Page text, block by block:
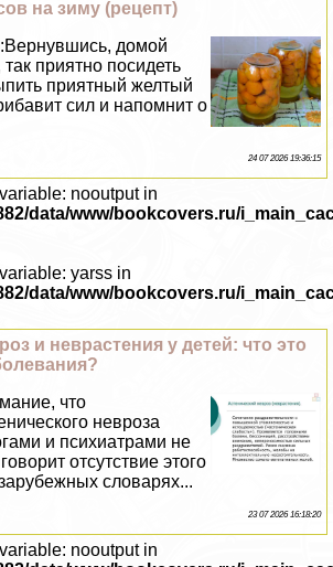
на зиму (рецепт)
домой
приятно посидеть
приятный желтый
сил и напомнит о
24 07 2026 19:36:15
nooutput in
data/www/bookcovers.ru/
yarss in
data/www/bookcovers.ru/
и неврастения у детей: что это
что
невроза
и психиатрами не
отсутствие этого
словарях...
23 07 2026 16:18:20
nooutput in